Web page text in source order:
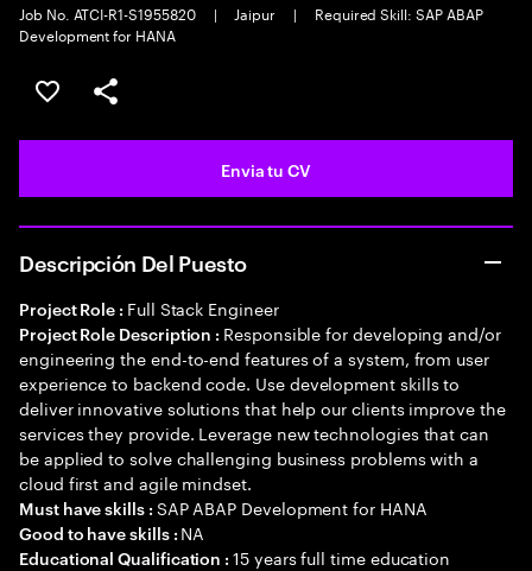
Job No. ATCI-R1-S1955820
| Jaipur |
Required Skill: SAP ABAP
Development for HANA
Guardar oferta
Compartir
Envia tu CV
Descripción Del Puesto
Project Role : Full Stack Engineer
Project Role Description : Responsible for developing and/or
engineering the end-to-end features of a system, from user
experience to backend code. Use development skills to
deliver innovative solutions that help our clients improve the
services they provide. Leverage new technologies that can
be applied to solve challenging business problems with a
cloud first and agile mindset.
Must have skills : SAP ABAP Development for HANA
Good to have skills : NA
Educational Qualification :15 years full time education